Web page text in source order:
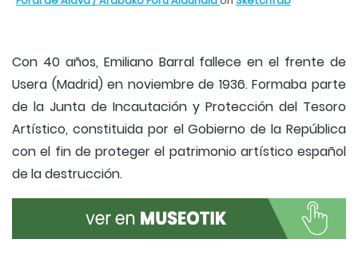
Con 40 años, Emiliano Barral fallece en el frente de
Usera (Madrid) en noviembre de 1936. Formaba parte
de la Junta de Incautación y Protección del Tesoro
Artístico, constituida por el Gobierno de la República
con el fin de proteger el patrimonio artístico español
de la destrucción.